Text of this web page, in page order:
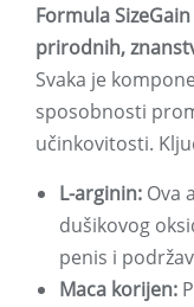
Formula
prirodnih,
Svaka je
sposobnosti
učinkovitosti.
L-arginin: Ova
dušikovog
penis i
Maca korijen: